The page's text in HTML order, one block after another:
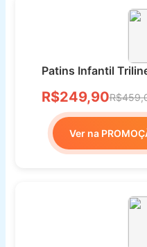
Patins Infantil
R$249,90
Ver na